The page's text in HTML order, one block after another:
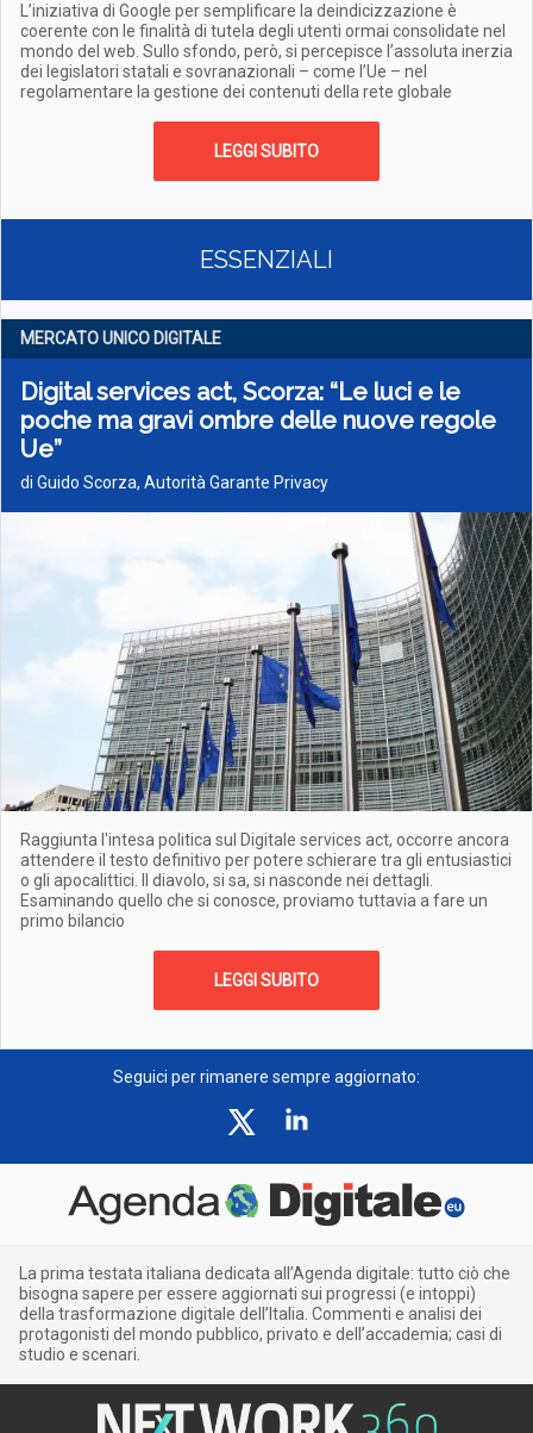
L’iniziativa di Google per semplificare la deindicizzazione è
coerente con le finalità di tutela degli utenti ormai consolidate nel
mondo del web. Sullo sfondo, però, si percepisce l’assoluta inerzia
dei legislatori statali e sovranazionali – come l’Ue – nel
regolamentare la gestione dei contenuti della rete globale
LEGGI SUBITO
ESSENZIALI
MERCATO UNICO DIGITALE
Digital services act, Scorza: “Le luci e le
poche ma gravi ombre delle nuove regole
Ue”
di Guido Scorza, Autorità Garante Privacy
Raggiunta l'intesa politica sul Digitale services act, occorre ancora
attendere il testo definitivo per potere schierare tra gli entusiastici
o gli apocalittici. Il diavolo, si sa, si nasconde nei dettagli.
Esaminando quello che si conosce, proviamo tuttavia a fare un
primo bilancio
LEGGI SUBITO
Seguici per rimanere sempre aggiornato:
La prima testata italiana dedicata all’Agenda digitale: tutto ciò che
bisogna sapere per essere aggiornati sui progressi (e intoppi)
della trasformazione digitale dell’Italia. Commenti e analisi dei
protagonisti del mondo pubblico, privato e dell’accademia; casi di
studio e scenari.